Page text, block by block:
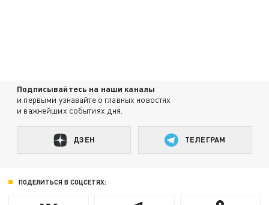
Подписывайтесь на наши каналы
и первыми узнавайте о главных новостях
и важнейших событиях дня.
ДЗЕН ТЕЛЕГРАМ
ПОДЕЛИТЬСЯ В СОЦСЕТЯХ: